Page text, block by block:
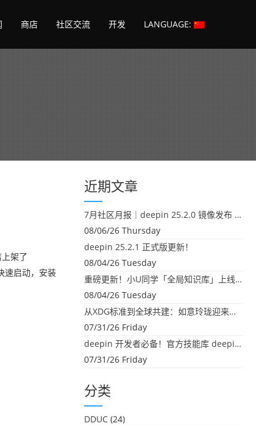
商店 社区交流 开发 LANGUAGE:
架了
速启动，安装
近期文章
7月社区月报｜deepin 25.2.0 镜像发布 & 小U同学定时任务上线
08/06/26 Thursday
deepin 25.2.1 正式版更新！
08/04/26 Tuesday
重磅更新！小U同学「全局知识库」上线：你的本地文件，终于"活"起来了
08/04/26 Tuesday
从XDG标准到全球共建：如意玲珑迎来首个海外开源贡献
07/31/26 Friday
deepin 开发者必备！官方技能库 deepin-skills 正式开源
07/31/26 Friday
分类
DDUC (24)